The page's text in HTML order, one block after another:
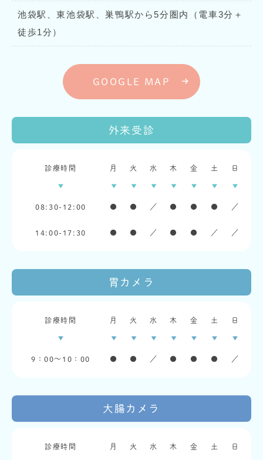
池袋駅、東池袋駅、巣鴨駅から5分圏内（電車3分＋
徒歩1分）
GOOGLE MAP
外来受診
診療時間 月 火 水 木 金 土 日
08:30-12:00 ● ● ／ ● ● ● ／
14:00-17:30 ● ● ／ ● ● ／ ／
胃カメラ
診療時間 月 火 水 木 金 土 日
9：00〜10：00 ● ● ／ ● ● ● ／
大腸カメラ
診療時間 月 火 水 木 金 土 日